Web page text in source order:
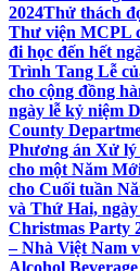
2024Thử thách
Thư viện MCPL
đi học đến hết
Trình Tang Lễ
cho cộng đồng
ngày lễ kỷ niệm
County
Phương án Xử
cho một Năm
cho Cuối tuần
và Thứ Hai,
Christmas Party
– Nhà Việt Nam
Alcohol